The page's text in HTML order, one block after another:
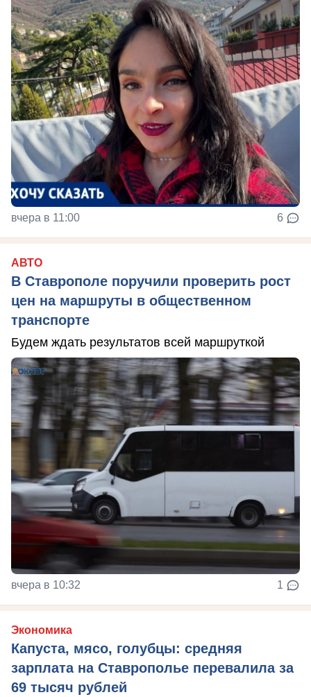
вчера в 11:00 6
АВТО
В Ставрополе поручили проверить рост
цен на маршруты в общественном
транспорте
Будем ждать результатов всей маршруткой
вчера в 10:32 1
Экономика
Капуста, мясо, голубцы: средняя
зарплата на Ставрополье перевалила за
69 тысяч рублей